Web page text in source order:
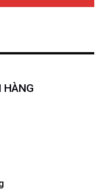
HÀNG